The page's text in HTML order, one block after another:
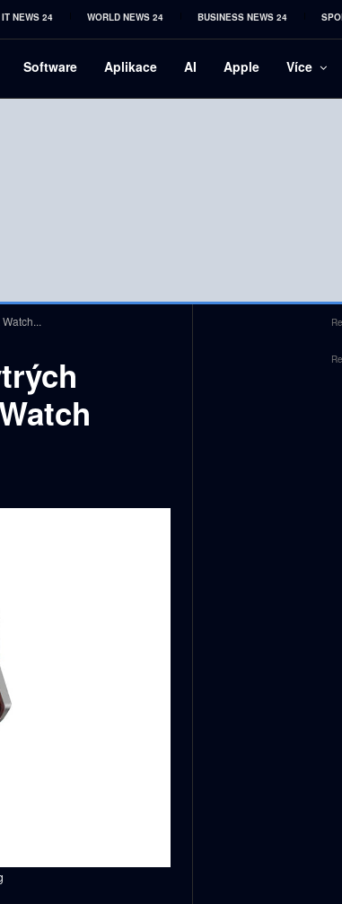
IT NEWS 24 WORLD NEWS 24 BUSINESS NEWS 24
Software Aplikace AI Apple Více